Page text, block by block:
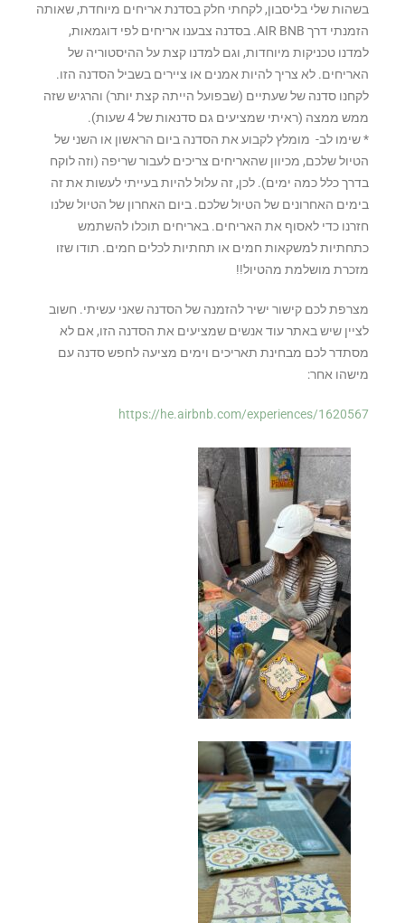
בשהות שלי בליסבון, לקחתי חלק בסדנת אריחים מיוחדת, שאותה
הזמנתי דרך AIR BNB. בסדנה צבענו אריחים לפי דוגמאות,
למדנו טכניקות מיוחדות, וגם למדנו קצת על ההיסטוריה של
האריחים. לא צריך להיות אמנים או ציירים בשביל הסדנה הזו.
לקחנו סדנה של שעתיים (שבפועל הייתה קצת יותר) והרגיש שזה
ממש ממצה (ראיתי שמציעים גם סדנאות של 4 שעות).
* שימו לב- מומלץ לקבוע את הסדנה ביום הראשון או השני של
הטיול שלכם, מכיוון שהאריחים צריכים לעבור שריפה (וזה לוקח
בדרך כלל כמה ימים). לכן, זה עלול להיות בעייתי לעשות את זה
בימים האחרונים של הטיול שלכם. ביום האחרון של הטיול שלנו
חזרנו כדי לאסוף את האריחים. באריחים תוכלו להשתמש
כתחתיות למשקאות חמים או תחתיות לכלים חמים. תודו שזו
מזכרת מושלמת מהטיול!!
מצרפת לכם קישור ישיר להזמנה של הסדנה שאני עשיתי. חשוב
לציין שיש באתר עוד אנשים שמציעים את הסדנה הזו, אם לא
מסתדר לכם מבחינת תאריכים וימים מציעה לחפש סדנה עם
מישהו אחר:
https://he.airbnb.com/experiences/1620567